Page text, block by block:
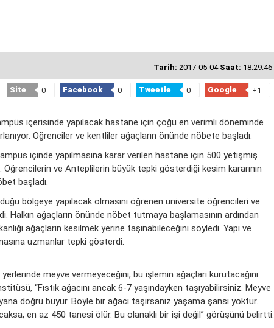
Tarih: 2017-05-04 Saat: 18:29:46
Site 0 Facebook 0 Tweetle 0 Google +1
içerisinde yapılacak hastane için çoğu en verimli döneminde
Öğrenciler ve kentliler ağaçların önünde nöbete başladı.
içinde yapılmasına karar verilen hastane için 500 yetişmiş
Öğrencilerin ve Anteplilerin büyük tepki gösterdiği kesim kararının
başladı.
bölgeye yapılacak olmasını öğrenen üniversite öğrencileri ve
ağaçların önünde nöbet tutmaya başlamasının ardından
ağaçların kesilmek yerine taşınabileceğini söyledi. Yapı ve
uzmanlar tepki gösterdi.
yerlerinde meyve vermeyeceğini, bu işlemin ağaçları kurutacağını
“Fıstık ağacını ancak 6-7 yaşındayken taşıyabilirsiniz. Meyve
doğru büyür. Böyle bir ağacı taşırsanız yaşama şansı yoktur.
en az 450 tanesi ölür. Bu olanaklı bir işi değil” görüşünü belirtti.